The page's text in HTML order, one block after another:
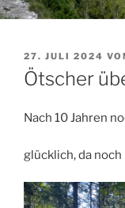
AM
27. JULI 2024
Ötscher
Nach 10 Jahren
glücklich, da noch